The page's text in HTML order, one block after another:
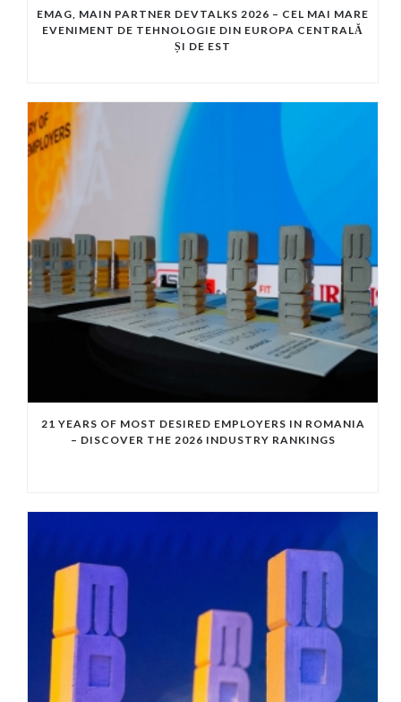
EMAG, MAIN PARTNER DEVTALKS 2026 – CEL MAI MARE
EVENIMENT DE TEHNOLOGIE DIN EUROPA CENTRALĂ
ȘI DE EST
21 YEARS OF MOST DESIRED EMPLOYERS IN ROMANIA
– DISCOVER THE 2026 INDUSTRY RANKINGS